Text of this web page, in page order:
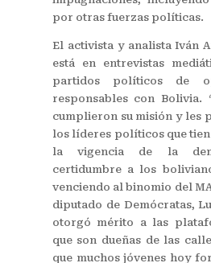
por otras fuerzas políticas.
El activista y analista Iván
está en entrevistas
partidos políticos de
responsables con Bolivia.
cumplieron su misión y les
los líderes políticos que
la vigencia de la
certidumbre a los
venciendo al binomio del
diputado de Demócratas,
otorgó mérito a las
que son dueñas de las
que muchos jóvenes hoy